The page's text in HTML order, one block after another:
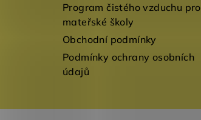
Program čistého vzduchu pro
mateřské školy
Obchodní podmínky
Podmínky ochrany osobních
údajů